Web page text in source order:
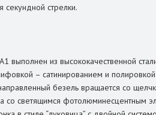
секундной стрелки.
из высококачественной
– сатинированием и
безель вращается со
со светящимся фотолюминесцентным